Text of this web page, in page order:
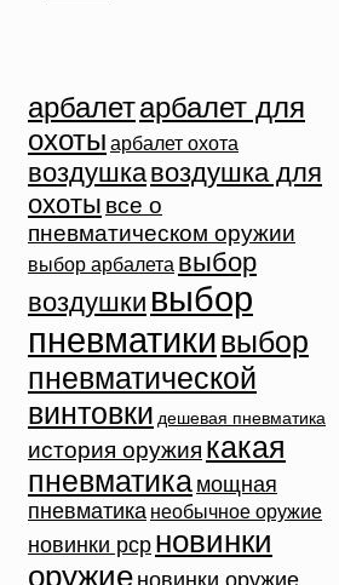
арбалетарбалет для
охоты арбалет охота
воздушкавоздушка для
охоты все о
пневматическом оружии
выбор арбалета выбор
воздушки выбор
пневматикивыбор
пневматической
винтовки дешевая пневматика
история оружия какая
пневматика мощная
пневматика необычное оружие
новинки pcp новинки
оружие новинки оружие